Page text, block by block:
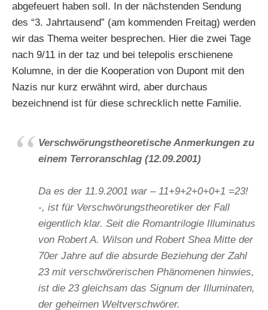
abgefeuert haben soll. In der nächstenden Sendung
des “3. Jahrtausend” (am kommenden Freitag) werden
wir das Thema weiter besprechen. Hier die zwei Tage
nach 9/11 in der taz und bei telepolis erschienene
Kolumne, in der die Kooperation von Dupont mit den
Nazis nur kurz erwähnt wird, aber durchaus
bezeichnend ist für diese schrecklich nette Familie.
Verschwörungstheoretische Anmerkungen zu
einem Terroranschlag (12.09.2001)
Da es der 11.9.2001 war – 11+9+2+0+0+1 =23!
-, ist für Verschwörungstheoretiker der Fall
eigentlich klar. Seit die Romantrilogie Illuminatus
von Robert A. Wilson und Robert Shea Mitte der
70er Jahre auf die absurde Beziehung der Zahl
23 mit verschwörerischen Phänomenen hinwies,
ist die 23 gleichsam das Signum der Illuminaten,
der geheimen Weltverschwörer.